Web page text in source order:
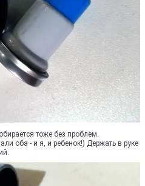
тоже без проблем.
оба - и я, и ребенок!) Держать в руке